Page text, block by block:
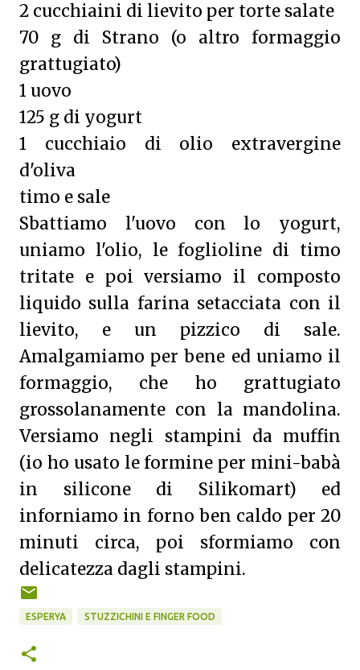
2 cucchiaini di lievito per torte salate
70 g di Strano (o altro formaggio
grattugiato)
1 uovo
125 g di yogurt
1 cucchiaio di olio extravergine
d'oliva
timo e sale
Sbattiamo l'uovo con lo yogurt,
uniamo l'olio, le foglioline di timo
tritate e poi versiamo il composto
liquido sulla farina setacciata con il
lievito, e un pizzico di sale.
Amalgamiamo per bene ed uniamo il
formaggio, che ho grattugiato
grossolanamente con la mandolina.
Versiamo negli stampini da muffin
(io ho usato le formine per mini-babà
in silicone di Silikomart) ed
inforniamo in forno ben caldo per 20
minuti circa, poi sformiamo con
delicatezza dagli stampini.
ESPERYA STUZZICHINI E FINGER FOOD